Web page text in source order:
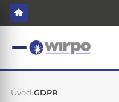
Úvod›GDPR